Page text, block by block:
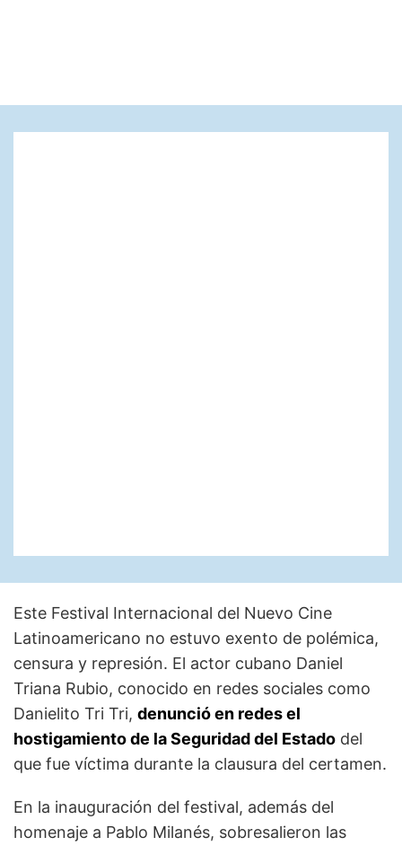
Este Festival Internacional del Nuevo Cine
Latinoamericano no estuvo exento de polémica,
censura y represión. El actor cubano Daniel
Triana Rubio, conocido en redes sociales como
Danielito Tri Tri, denunció en redes el
hostigamiento de la Seguridad del Estado del
que fue víctima durante la clausura del certamen.
En la inauguración del festival, además del
homenaje a Pablo Milanés, sobresalieron las